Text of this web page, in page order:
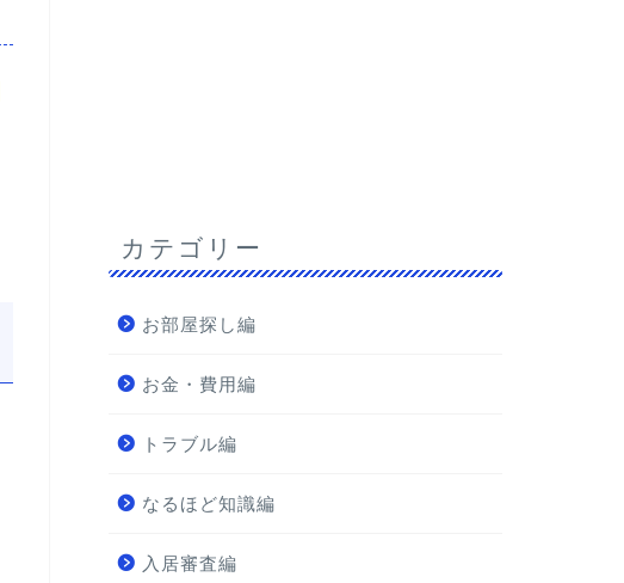
カテゴリー
お部屋探し編
お金・費用編
トラブル編
なるほど知識編
入居審査編